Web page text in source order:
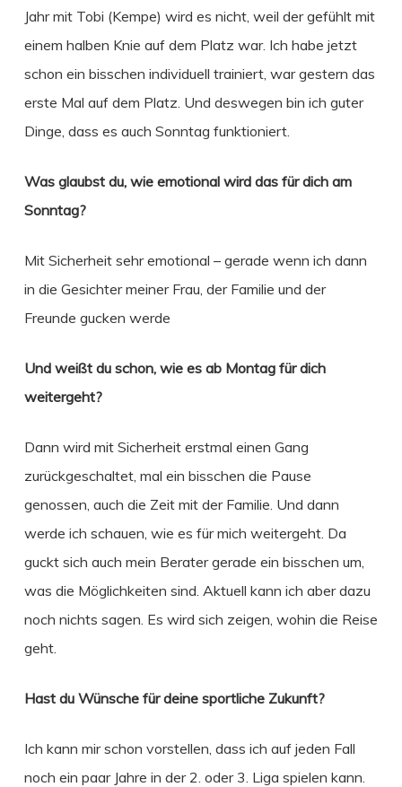
Jahr mit Tobi (Kempe) wird es nicht, weil der gefühlt mit
einem halben Knie auf dem Platz war. Ich habe jetzt
schon ein bisschen individuell trainiert, war gestern das
erste Mal auf dem Platz. Und deswegen bin ich guter
Dinge, dass es auch Sonntag funktioniert.
Was glaubst du, wie emotional wird das für dich am
Sonntag?
Mit Sicherheit sehr emotional – gerade wenn ich dann
in die Gesichter meiner Frau, der Familie und der
Freunde gucken werde
Und weißt du schon, wie es ab Montag für dich
weitergeht?
Dann wird mit Sicherheit erstmal einen Gang
zurückgeschaltet, mal ein bisschen die Pause
genossen, auch die Zeit mit der Familie. Und dann
werde ich schauen, wie es für mich weitergeht. Da
guckt sich auch mein Berater gerade ein bisschen um,
was die Möglichkeiten sind. Aktuell kann ich aber dazu
noch nichts sagen. Es wird sich zeigen, wohin die Reise
geht.
Hast du Wünsche für deine sportliche Zukunft?
Ich kann mir schon vorstellen, dass ich auf jeden Fall
noch ein paar Jahre in der 2. oder 3. Liga spielen kann.